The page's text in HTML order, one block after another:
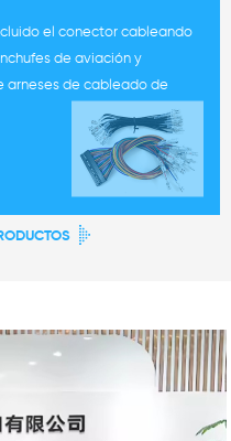
el conector cableando
de aviación y
arneses de cableado de